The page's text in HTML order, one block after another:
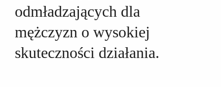
odmładzających dla
mężczyzn o wysokiej
skuteczności działania.